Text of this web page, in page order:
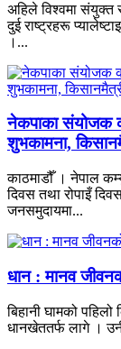
अहिले विश्वमा संयुक्त
दुई राष्ट्रहरू
।...
नेकपाका संयोजक
शुभकामना,
काठमाडौँ । नेपाल
दिवस तथा रोपाइँ
जनसमुदायमा...
धान : मानव
बिहानी घामको
धानखेततर्फ लागे ।